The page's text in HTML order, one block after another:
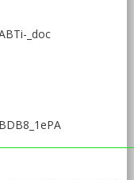
_doc